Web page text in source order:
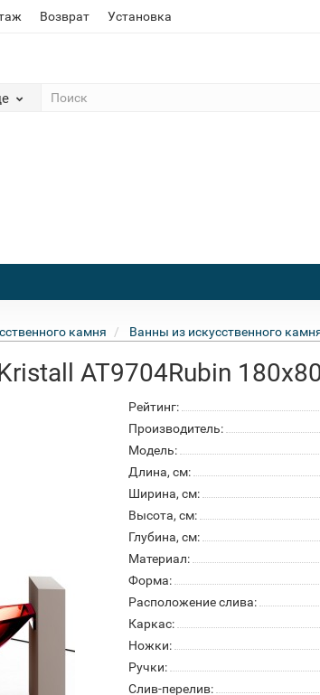
Возврат Установка
камня Ванны из искусственного
AT9704Rubin
Рейтинг:
Производитель:
Модель:
Длина, см:
Ширина, см:
Высота, см:
Глубина, см:
Материал:
Форма:
Расположение слива:
Каркас:
Ножки:
Ручки:
Слив-перелив: